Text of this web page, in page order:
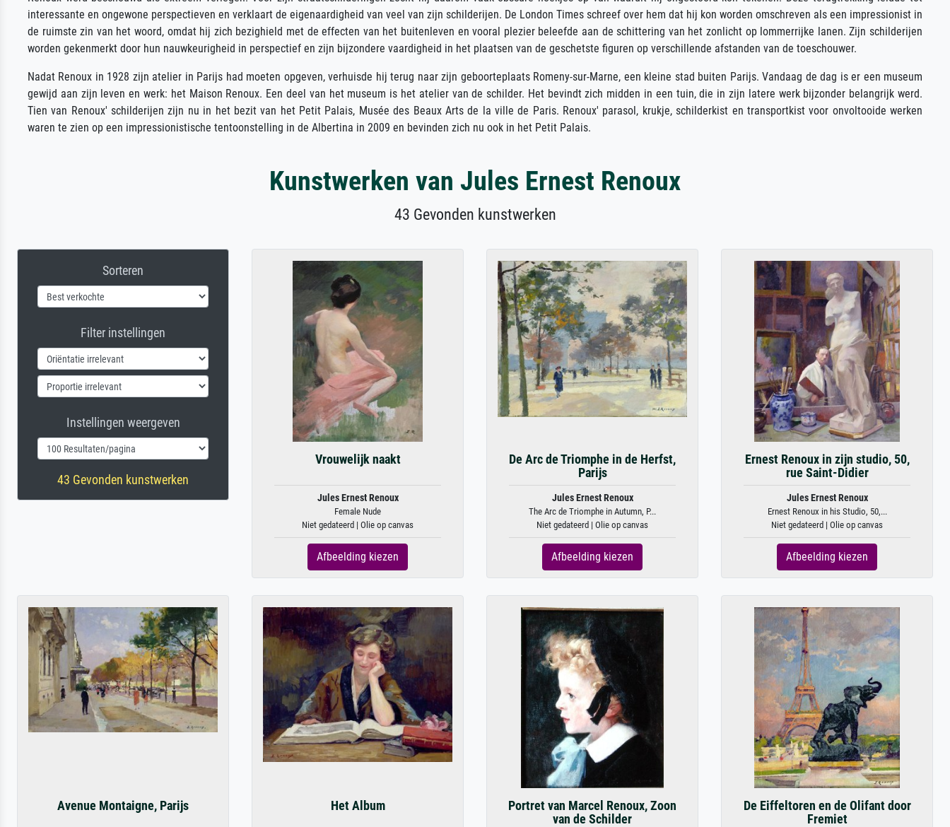
interessante en ongewone perspectieven en verklaart de eigenaardigheid van veel van zijn schilderijen. De London Times schreef over hem dat hij kon worden omschreven als een impressionist in
de ruimste zin van het woord, omdat hij zich bezighield met de effecten van het buitenleven en vooral plezier beleefde aan de schittering van het zonlicht op lommerrijke lanen. Zijn schilderijen
worden gekenmerkt door hun nauwkeurigheid in perspectief en zijn bijzondere vaardigheid in het plaatsen van de geschetste figuren op verschillende afstanden van de toeschouwer.
Nadat Renoux in 1928 zijn atelier in Parijs had moeten opgeven, verhuisde hij terug naar zijn geboorteplaats Romeny-sur-Marne, een kleine stad buiten Parijs. Vandaag de dag is er een museum
gewijd aan zijn leven en werk: het Maison Renoux. Een deel van het museum is het atelier van de schilder. Het bevindt zich midden in een tuin, die in zijn latere werk bijzonder belangrijk werd.
Tien van Renoux' schilderijen zijn nu in het bezit van het Petit Palais, Musée des Beaux Arts de la ville de Paris. Renoux' parasol, krukje, schilderkist en transportkist voor onvoltooide werken
waren te zien op een impressionistische tentoonstelling in de Albertina in 2009 en bevinden zich nu ook in het Petit Palais.
Kunstwerken van Jules Ernest Renoux
43 Gevonden kunstwerken
Sorteren
Filter instellingen
Instellingen weergeven
43 Gevonden kunstwerken
Vrouwelijk naakt
Jules Ernest Renoux
Female Nude
Niet gedateerd | Olie op canvas
Afbeelding kiezen
De Arc de Triomphe in de Herfst,
Parijs
Jules Ernest Renoux
The Arc de Triomphe in Autumn, P...
Niet gedateerd | Olie op canvas
Afbeelding kiezen
Ernest Renoux in zijn studio, 50,
rue Saint-Didier
Jules Ernest Renoux
Ernest Renoux in his Studio, 50,...
Niet gedateerd | Olie op canvas
Afbeelding kiezen
Avenue Montaigne, Parijs Het Album
Portret van Marcel Renoux, Zoon
van de Schilder
De Eiffeltoren en de Olifant door
Fremiet